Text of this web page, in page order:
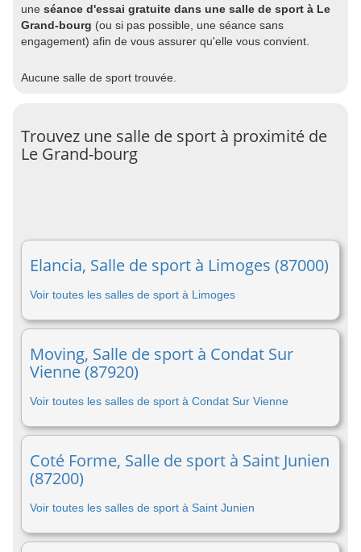
une séance d'essai gratuite dans une salle de sport à Le
Grand-bourg (ou si pas possible, une séance sans
engagement) afin de vous assurer qu'elle vous convient.
Aucune salle de sport trouvée.
Trouvez une salle de sport à proximité de
Le Grand-bourg
Elancia, Salle de sport à Limoges (87000)
Voir toutes les salles de sport à Limoges
Moving, Salle de sport à Condat Sur
Vienne (87920)
Voir toutes les salles de sport à Condat Sur Vienne
Coté Forme, Salle de sport à Saint Junien
(87200)
Voir toutes les salles de sport à Saint Junien